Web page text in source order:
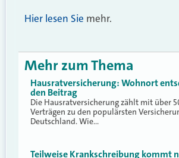
Hier lesen Sie mehr.
Mehr zum Thema
Hausratversicherung: Wohnort
den Beitrag
Die Hausratversicherung zählt mit über
Verträgen zu den populärsten
Deutschland. Wie…
Teilweise Krankschreibung kommt